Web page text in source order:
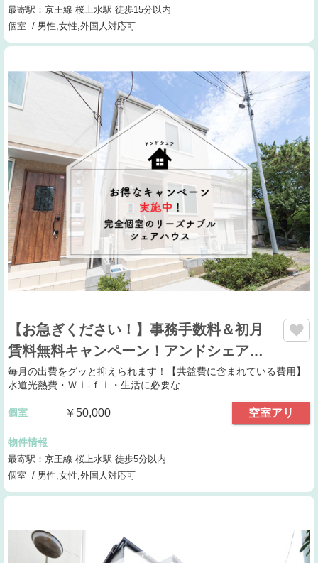
最寄駅：京王線 桜上水駅 徒歩15分以内
個室 / 男性,女性,外国人対応可
【お急ぎください！】事務手数料＆初月
賃料無料キャンペーン！アンドシェア…
毎月の出費をグッと抑えられます！【共益費に含まれている費用】
水道光熱費・Ｗｉ-ｆｉ・生活に必要な…
個室 ￥50,000 空室アリ
物件情報
最寄駅：京王線 桜上水駅 徒歩5分以内
個室 / 男性,女性,外国人対応可